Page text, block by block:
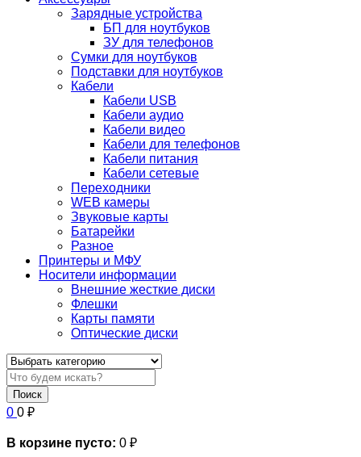
Зарядные устройства
БП для ноутбуков
ЗУ для телефонов
Сумки для ноутбуков
Подставки для ноутбуков
Кабели
Кабели USB
Кабели аудио
Кабели видео
Кабели для телефонов
Кабели питания
Кабели сетевые
Переходники
WEB камеры
Звуковые карты
Батарейки
Разное
Принтеры и МФУ
Носители информации
Внешние жесткие диски
Флешки
Карты памяти
Оптические диски
Поиск
0 0 ₽
В корзине пусто: 0 ₽